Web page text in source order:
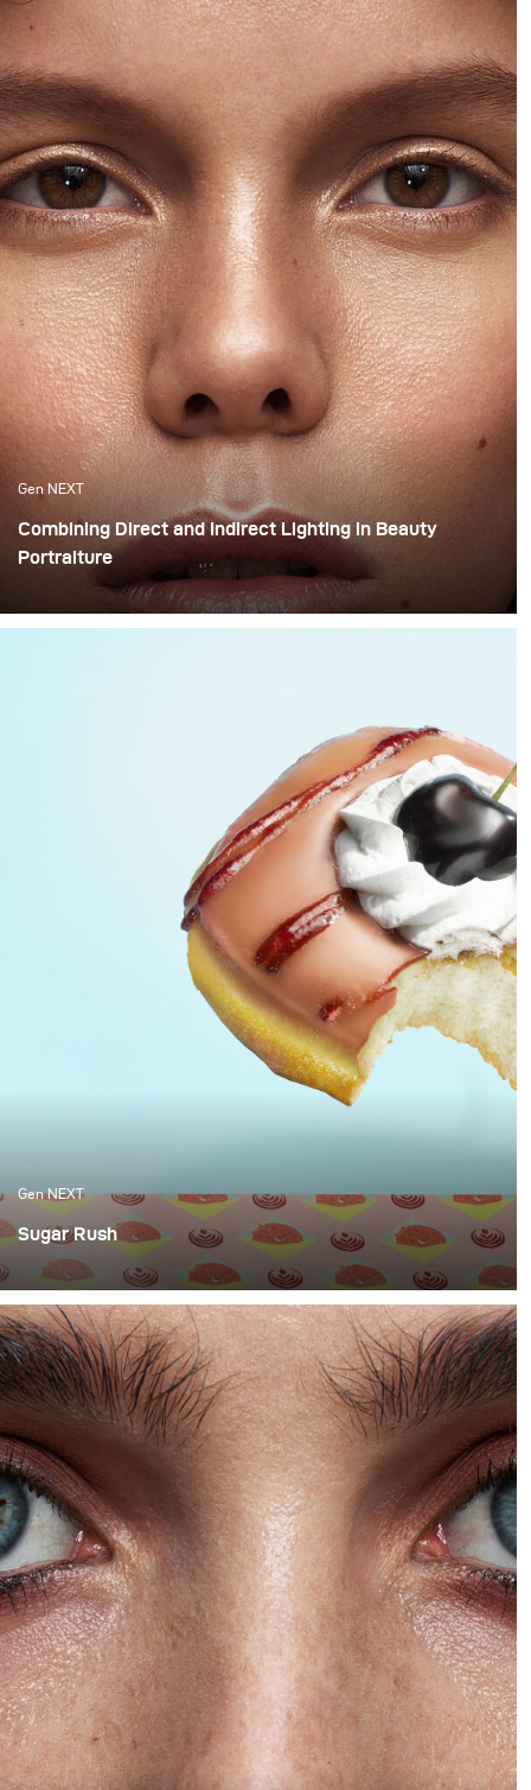
shoot I did recently for a
long time client - Nirvan
Javan Eyewear.
Gen NEXT
Combining Direct and Indirect Lighting in Beauty
Portraiture
The use of indirect lighting has become quite popular
among photographers in the past year. Many
Gen NEXT
Sugar Rush
Berlin-based Brammibals Donuts is a donut experience
like no other. When we have them at the office, they are
gone within minutes. So for this month, we decided to
take a bite out of food photography (sorry for the pun, it
just had to be done).
us joy as kids and what
we love as adults with
Mont Blanc as the
product.